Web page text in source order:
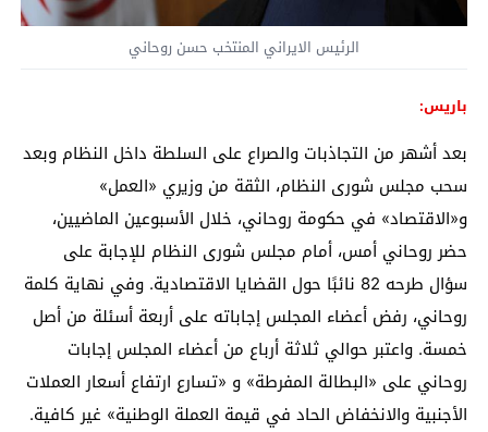
الرئيس الايراني المنتخب حسن روحاني
باريس:
بعد أشهر من التجاذبات والصراع على السلطة داخل النظام وبعد
سحب مجلس شورى النظام، الثقة من وزيري «العمل»
و«الاقتصاد» في حكومة روحاني، خلال الأسبوعين الماضيين،
حضر روحاني أمس، أمام مجلس شورى النظام للإجابة على
سؤال طرحه 82 نائبًا حول القضايا الاقتصادية. وفي نهاية كلمة
روحاني، رفض أعضاء المجلس إجاباته على أربعة أسئلة من أصل
خمسة. واعتبر حوالي ثلاثة أرباع من أعضاء المجلس إجابات
روحاني على «البطالة المفرطة» و «تسارع ارتفاع أسعار العملات
الأجنبية والانخفاض الحاد في قيمة العملة الوطنية» غير كافية.